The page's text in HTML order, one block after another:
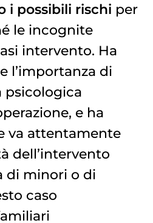
i possibili rischi per
le incognite
intervento. Ha
l’importanza di
psicologica
e ha
va attentamente
dell’intervento
di minori o di
caso